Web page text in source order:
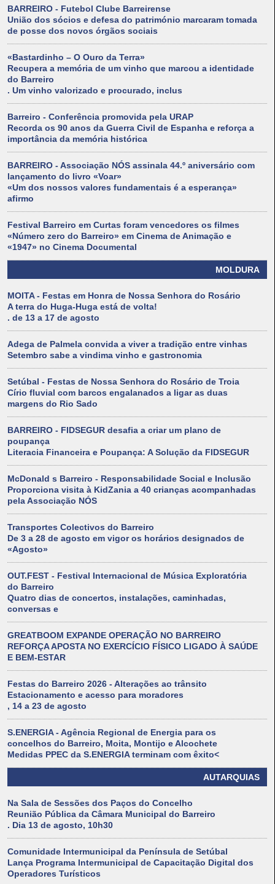
BARREIRO - Futebol Clube Barreirense
União dos sócios e defesa do património marcaram tomada
de posse dos novos órgãos sociais
«Bastardinho – O Ouro da Terra»
Recupera a memória de um vinho que marcou a identidade
do Barreiro
. Um vinho valorizado e procurado, inclus
Barreiro - Conferência promovida pela URAP
Recorda os 90 anos da Guerra Civil de Espanha e reforça a
importância da memória histórica
BARREIRO - Associação NÓS assinala 44.º aniversário com
lançamento do livro «Voar»
«Um dos nossos valores fundamentais é a esperança»
afirmo
Festival Barreiro em Curtas foram vencedores os filmes
«Número zero do Barreiro» em Cinema de Animação e
«1947» no Cinema Documental
MOLDURA
MOITA - Festas em Honra de Nossa Senhora do Rosário
A terra do Huga-Huga está de volta!
. de 13 a 17 de agosto
Adega de Palmela convida a viver a tradição entre vinhas
Setembro sabe a vindima vinho e gastronomia
Setúbal - Festas de Nossa Senhora do Rosário de Troia
Círio fluvial com barcos engalanados a ligar as duas
margens do Rio Sado
BARREIRO - FIDSEGUR desafia a criar um plano de
poupança
Literacia Financeira e Poupança: A Solução da FIDSEGUR
McDonald s Barreiro - Responsabilidade Social e Inclusão
Proporciona visita à KidZania a 40 crianças acompanhadas
pela Associação NÓS
Transportes Colectivos do Barreiro
De 3 a 28 de agosto em vigor os horários designados de
«Agosto»
OUT.FEST - Festival Internacional de Música Exploratória
do Barreiro
Quatro dias de concertos, instalações, caminhadas,
conversas e
GREATBOOM EXPANDE OPERAÇÃO NO BARREIRO
REFORÇA APOSTA NO EXERCÍCIO FÍSICO LIGADO À SAÚDE
E BEM-ESTAR
Festas do Barreiro 2026 - Alterações ao trânsito
Estacionamento e acesso para moradores
, 14 a 23 de agosto
S.ENERGIA - Agência Regional de Energia para os
concelhos do Barreiro, Moita, Montijo e Alcochete
Medidas PPEC da S.ENERGIA terminam com êxito<
AUTARQUIAS
Na Sala de Sessões dos Paços do Concelho
Reunião Pública da Câmara Municipal do Barreiro
. Dia 13 de agosto, 10h30
Comunidade Intermunicipal da Península de Setúbal
Lança Programa Intermunicipal de Capacitação Digital dos
Operadores Turísticos